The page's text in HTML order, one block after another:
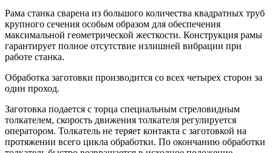
Рама станка сварена из большого количества квадратных труб
крупного сечения особым образом для обеспечения
максимальной геометрической жесткости. Конструкция рамы
гарантирует полное отсутствие излишней вибрации при
работе станка.
Обработка заготовки производится со всех четырех сторон за
один проход.
Заготовка подается с торца специальным стреловидным
толкателем, скорость движения толкателя регулируется
оператором. Толкатель не теряет контакта с заготовкой на
протяжении всего цикла обработки. По окончанию обработки